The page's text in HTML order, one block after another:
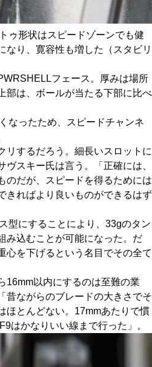
ゥ形状はスピードゾーンでも健
なり、寛容性も増した（スタビリ
フェース。厚みは場所
部は、ボールが当たる下部に比べ
なったため、スピードチャンネ
リするだろう。細長いスロットに
ヴスキー氏は言う。「正確には、
のだが、スピードを得るためには
きればより良いものができるはず
型にすることにより、33gのタン
み込むことが可能になった。だ
心を下げるという名目でその全て
16mm以内にするのは至難の業
昔ながらのブレードの大きさでそ
ほとんどない。17mmあたりで慣
はかなりいい線まで行った」。